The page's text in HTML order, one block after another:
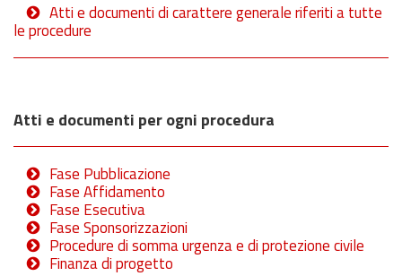
Atti e documenti di carattere generale riferiti a tutte
le procedure
Atti e documenti per ogni procedura
Fase Pubblicazione
Fase Affidamento
Fase Esecutiva
Fase Sponsorizzazioni
Procedure di somma urgenza e di protezione civile
Finanza di progetto